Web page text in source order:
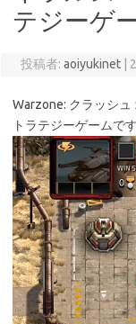
テジーゲ
投稿者: aoiyukinet
Warzone: クラッシュ
トラテジーゲームで